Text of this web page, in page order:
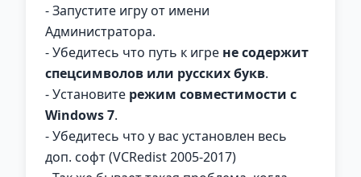
- Запустите игру от имени
Администратора.
- Убедитесь что путь к игре не содержит
спецсимволов или русских букв.
- Установите режим совместимости с
Windows 7.
- Убедитесь что у вас установлен весь
доп. софт (VCRedist 2005-2017)